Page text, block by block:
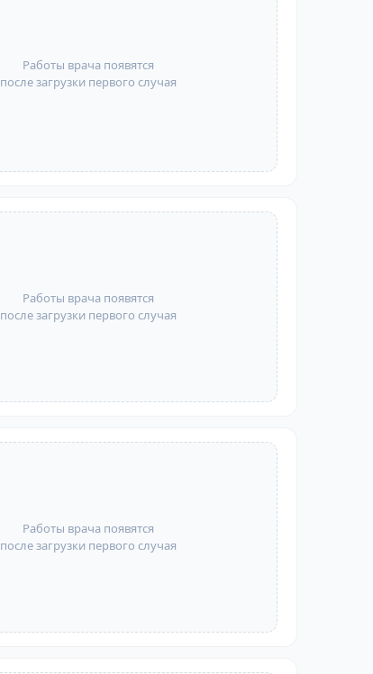
Работы врача появятся
после загрузки первого случая
Работы врача появятся
после загрузки первого случая
Работы врача появятся
после загрузки первого случая